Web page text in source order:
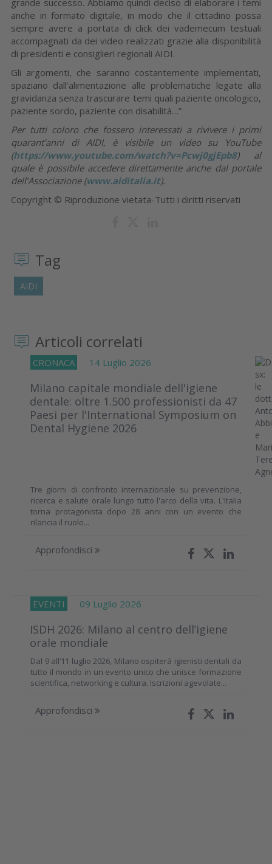
anche in formato digitale, in modo che il cittadino possa
sempre avere a portata di click dei vademecum testuali
accompagnati da dei video realizzati grazie alla disponibilità
di presidenti e consiglieri regionali AIDI.
Gli argomenti, che saranno costantemente implementati,
spaziano dall’alimentazione alle problematiche legate alla
gravidanza senza trascurare temi quali paziente oncologico,
paziente sordo, paziente con disabilità…”
Per tutti coloro che fossero interessati a rivivere i primi
quarant’anni di AIDI, è visibile un video su YouTube
(https://www.youtube.com/watch?v=Pcwj0gjEpb8) al
quale è possibile accedere direttamente anche dal portale
dell’Associazione (www.aiditalia.it).
Copyright © Riproduzione vietata-Tutti i diritti riservati
Tag
AIDI
Articoli correlati
CRONACA 14 Luglio 2026
Milano capitale mondiale dell'igiene
dentale: oltre 1.500 professionisti da 47
Paesi per l'International Symposium on
Dental Hygiene 2026
Tre giorni di confronto internazionale su prevenzione,
ricerca e salute orale lungo tutto l'arco della vita. L'Italia
torna protagonista dopo 28 anni con un evento che
rilancia il ruolo...
Approfondisci
EVENTI 09 Luglio 2026
ISDH 2026: Milano al centro dell’igiene
orale mondiale
Dal 9 all’11 luglio 2026, Milano ospiterà igienisti dentali da
tutto il mondo in un evento unico che unisce formazione
scientifica, networking e cultura. Iscrizioni agevolate...
Approfondisci